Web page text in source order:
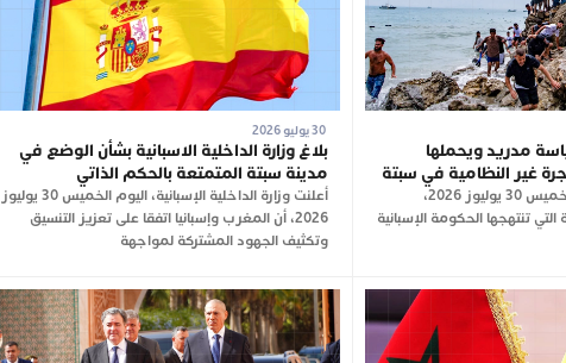
مدريد ويحملها
غير النظامية في سبتة
وجه البيت الأبيض، يوم الخميس 30 يوليوز 2026،
تنتهجها الحكومة الإسبانية
30 يوليو 2026
بلاغ وزارة الداخلية الاسبانية بشأن الوضع في
مدينة سبتة المتمتعة بالحكم الذاتي
أعلنت وزارة الداخلية الإسبانية، اليوم الخميس 30 يوليوز
2026، أن المغرب وإسبانيا اتفقا على تعزيز التنسيق
وتكثيف الجهود المشتركة لمواجهة